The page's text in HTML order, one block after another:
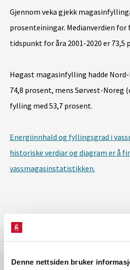
Denne nettsiden bruker
Gjennom veka gjekk
prosenteiningar. Medianverdien
tidspunkt for åra 2001-2020 er 73,5
Høgast magasinfylling hadde
74,8 prosent, mens Sørvest-Noreg
fylling med 53,7 prosent.
Energiinnhald og fyllingsgrad i
historiske verdiar og diagram er å
vassmagasinstatistikken.